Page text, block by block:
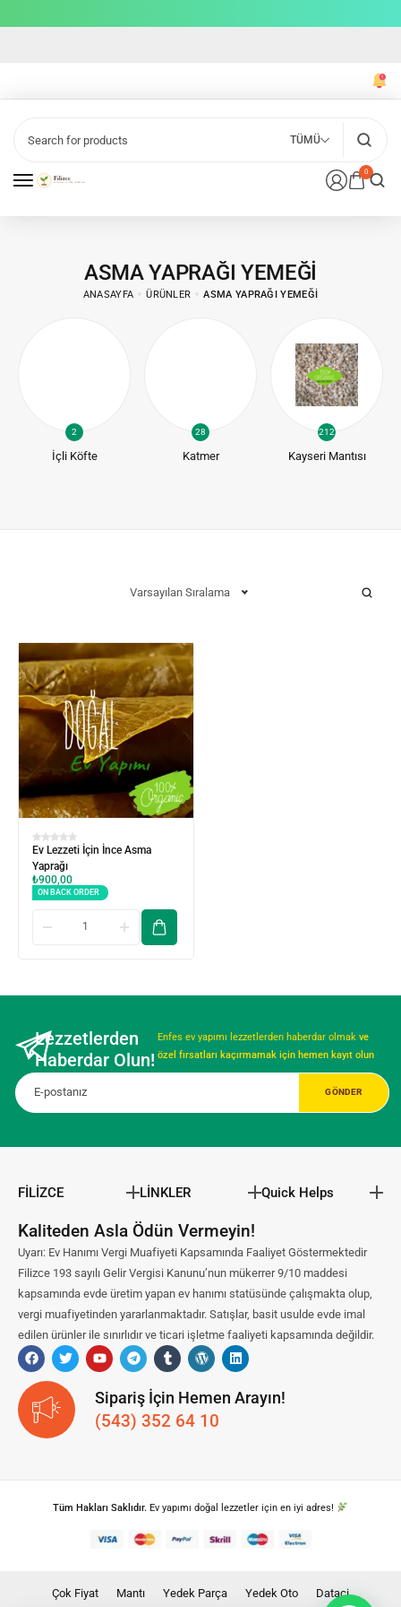
0
TÜMÜ
ASMA YAPRAĞI YEMEĞI
ANASAYFA ÜRÜNLER ASMA YAPRAĞI YEMEĞI
2
İçli Köfte
28
Katmer
212
Kayseri Mantısı
Varsayılan Sıralama
Ev Lezzeti İçin İnce Asma
Yaprağı
₺900,00
ON BACK ORDER
Lezzetlerden
Haberdar Olun!
Enfes ev yapımı lezzetlerden haberdar olmak ve
özel fırsatları kaçırmamak için hemen kayıt olun
FİLİZCE LİNKLER Quick Helps
Kaliteden Asla Ödün Vermeyin!
Uyarı: Ev Hanımı Vergi Muafiyeti Kapsamında Faaliyet Göstermektedir
Filizce 193 sayılı Gelir Vergisi Kanunu’nun mükerrer 9/10 maddesi
kapsamında evde üretim yapan ev hanımı statüsünde çalışmakta olup,
vergi muafiyetinden yararlanmaktadır. Satışlar, basit usulde evde imal
edilen ürünler ile sınırlıdır ve ticari işletme faaliyeti kapsamında değildir.
Sipariş İçin Hemen Arayın!
(543) 352 64 10
Tüm Hakları Saklıdır. Ev yapımı doğal lezzetler için en iyi adres!
Çok Fiyat Mantı Yedek Parça Yedek Oto Dataci